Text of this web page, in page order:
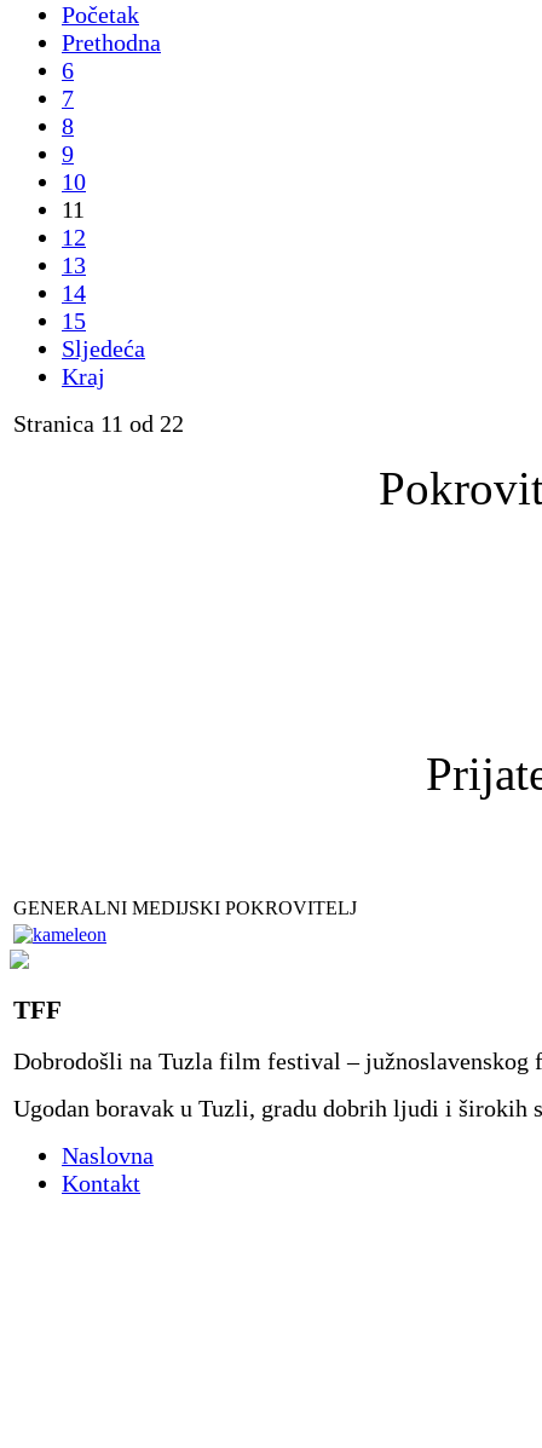
Početak
Prethodna
6
7
8
9
10
11
12
13
14
15
Sljedeća
Kraj
Stranica 11 od 22
GENERALNI MEDIJSKI POKROVITELJ
TFF
Dobrodošli na Tuzla film festival – južnoslavenskog
Ugodan boravak u Tuzli, gradu dobrih ljudi i širokih
Naslovna
Kontakt